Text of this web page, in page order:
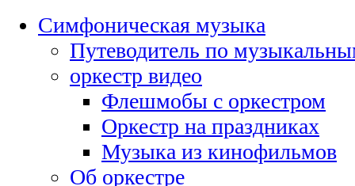
Симфоническая музыка
Путеводитель по
оркестр видео
Флешмобы с оркестром
Оркестр на праздниках
Музыка из кинофильмов
Об оркестре